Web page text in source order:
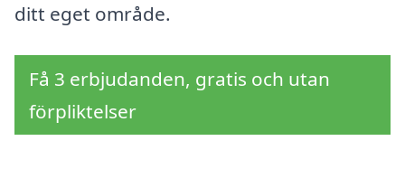
ditt eget område.
Få 3 erbjudanden, gratis och utan
förpliktelser